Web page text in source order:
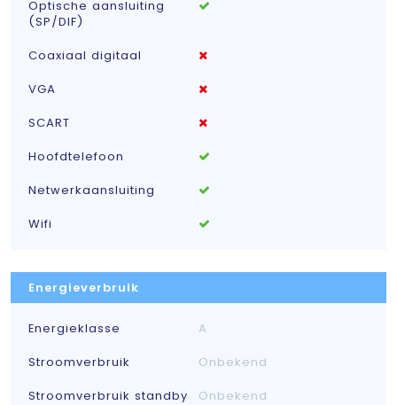
Optische aansluiting
(SP/DIF)
Coaxiaal digitaal
VGA
SCART
Hoofdtelefoon
Netwerkaansluiting
Wifi
Energieverbruik
Energieklasse
A
Stroomverbruik
Onbekend
Stroomverbruik standby
Onbekend